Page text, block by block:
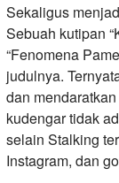
Sekaligus
Sebuah kutipan
“Fenomena
judulnya.
dan
kudengar tidak
selain Stalking
Instagram, dan